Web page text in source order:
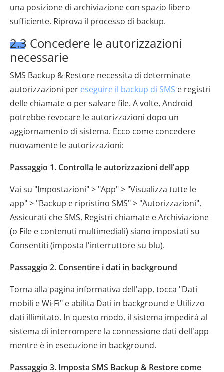
una posizione di archiviazione con spazio libero
sufficiente. Riprova il processo di backup.
2.3 Concedere le autorizzazioni
necessarie
SMS Backup & Restore necessita di determinate
autorizzazioni per eseguire il backup di SMS e registri
delle chiamate o per salvare file. A volte, Android
potrebbe revocare le autorizzazioni dopo un
aggiornamento di sistema. Ecco come concedere
nuovamente le autorizzazioni:
Passaggio 1. Controlla le autorizzazioni dell'app
Vai su "Impostazioni" > "App" > "Visualizza tutte le
app" > "Backup e ripristino SMS" > "Autorizzazioni".
Assicurati che SMS, Registri chiamate e Archiviazione
(o File e contenuti multimediali) siano impostati su
Consentiti (imposta l'interruttore su blu).
Passaggio 2. Consentire i dati in background
Torna alla pagina informativa dell'app, tocca "Dati
mobili e Wi-Fi" e abilita Dati in background e Utilizzo
dati illimitato. In questo modo, il sistema impedirà al
sistema di interrompere la connessione dati dell'app
mentre è in esecuzione in background.
Passaggio 3. Imposta SMS Backup & Restore come